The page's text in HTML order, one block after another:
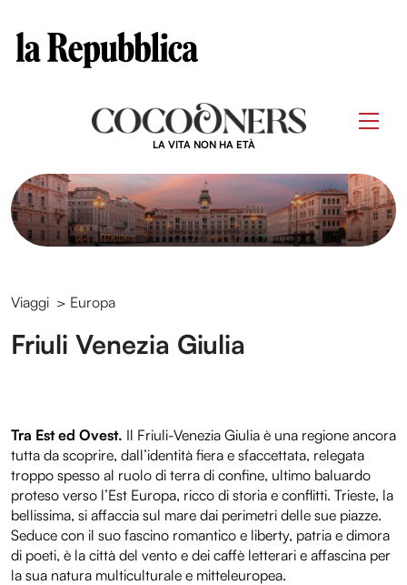
LA VITA NON HA ETÀ
Viaggi > Europa
Friuli Venezia Giulia
Tra Est ed Ovest. Il Friuli-Venezia Giulia è una regione ancora
tutta da scoprire, dall’identità fiera e sfaccettata, relegata
troppo spesso al ruolo di terra di confine, ultimo baluardo
proteso verso l’Est Europa, ricco di storia e conflitti. Trieste, la
bellissima, si affaccia sul mare dai perimetri delle sue piazze.
Seduce con il suo fascino romantico e liberty, patria e dimora
di poeti, è la città del vento e dei caffè letterari e affascina per
la sua natura multiculturale e mitteleuropea.